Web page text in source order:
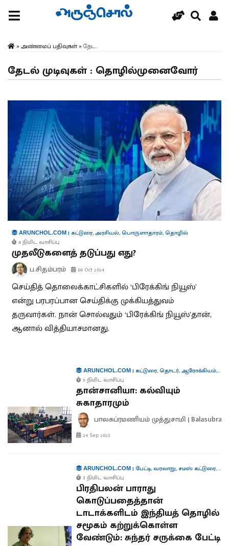
» அண்மைப் பதிவுகள்» தேட...
தேடல் முடிவுகள் : தொழில்முனைவோர்
ARUNCHOL.COM | கட்டுரை,அரசியல்,பொருளாதாரம்,தொழில்
4 நிமிட வாசிப்பு
முதலீடுகளைத் தடுப்பது எது?
ப.சிதம்பரம் 06 Oct 2024
செய்தித் தொலைக்காட்சிகளில் ‘பிரேக்கிங் நியூஸ்’
என்று பரபரப்பான செய்திக்கு முக்கியத்துவம்
தருவார்கள். நான் சொல்வதும் ‘பிரேக்கிங் நியூஸ்’தான்,
ஆனால் வித்தியாசமானது.
ARUNCHOL.COM| கட்டுரை,தொடர்,ஆரோக்கியம்,
5 நிமிட வாசிப்பு
தான்சானியா: கல்வியும்
சுகாதாரமும்
பாலசுப்ரமணியம் முத்துசாமி |
24 Sep 2023
ARUNCHOL.COM| பேட்டி, வரலாறு, சமஸ் கட்டுரை,
3 நிமிட வாசிப்பு
பிரதிபலன் பாராது
கொடுப்பதைத்தான்
டாடாக்களிடம் இந்தியத் தொழில்
சமூகம் கற்றுக்கொள்ள
வேண்டும்: சுந்தர் சருக்கை பேட்டி